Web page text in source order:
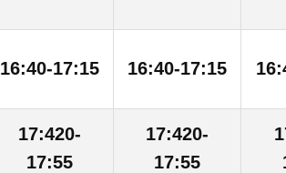
16:40-17:15 16:40-17:15
17:420-
17:55
17:420-
17:55